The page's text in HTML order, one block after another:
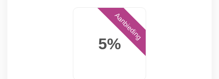
5%
Aanbieding